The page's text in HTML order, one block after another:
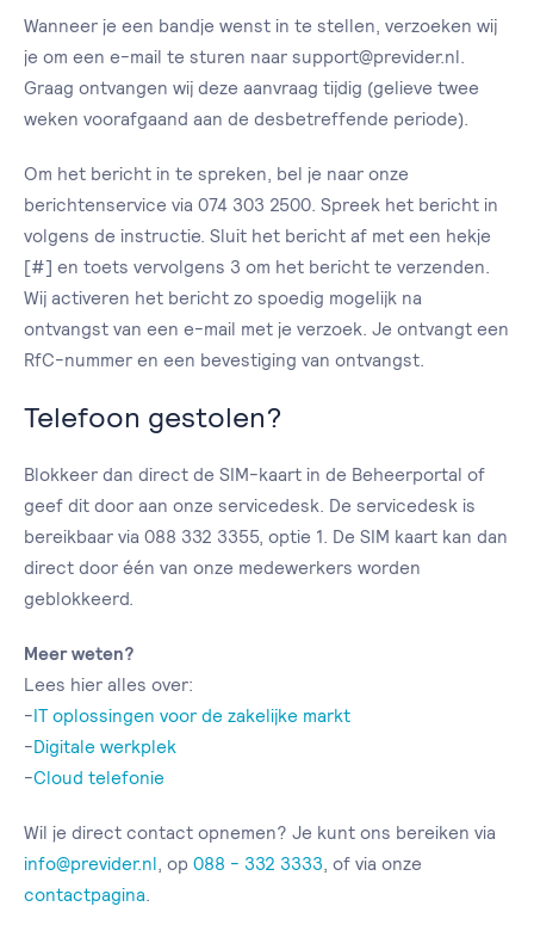
Wanneer je een bandje wenst in te stellen, verzoeken wij
je om een e-mail te sturen naar support@previder.nl.
Graag ontvangen wij deze aanvraag tijdig (gelieve twee
weken voorafgaand aan de desbetreffende periode).
Om het bericht in te spreken, bel je naar onze
berichtenservice via 074 303 2500. Spreek het bericht in
volgens de instructie. Sluit het bericht af met een hekje
[#] en toets vervolgens 3 om het bericht te verzenden.
Wij activeren het bericht zo spoedig mogelijk na
ontvangst van een e-mail met je verzoek. Je ontvangt een
RfC-nummer en een bevestiging van ontvangst.
Telefoon gestolen?
Blokkeer dan direct de SIM-kaart in de Beheerportal of
geef dit door aan onze servicedesk. De servicedesk is
bereikbaar via 088 332 3355, optie 1. De SIM kaart kan dan
direct door één van onze medewerkers worden
geblokkeerd.
Meer weten?
Lees hier alles over:
-IT oplossingen voor de zakelijke markt
-Digitale werkplek
-Cloud telefonie
Wil je direct contact opnemen? Je kunt ons bereiken via
info@previder.nl , op 088 - 332 3333 , of via onze
contactpagina